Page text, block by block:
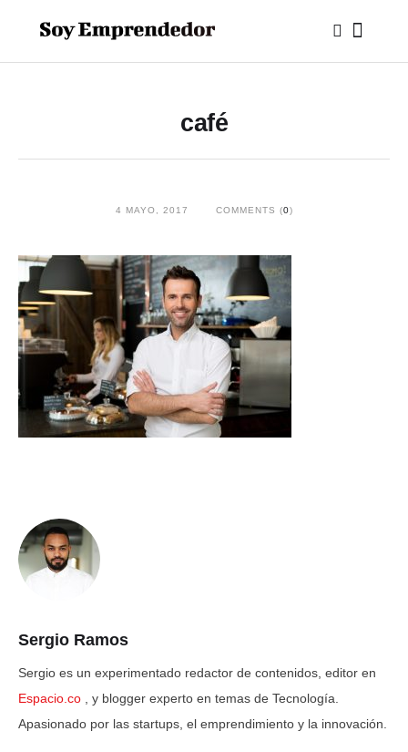
café
4 MAYO, 2017 COMMENTS (0)
Sergio Ramos
Sergio es un experimentado redactor de contenidos, editor en
Espacio.co
, y blogger experto en temas de Tecnología.
Apasionado por las startups, el emprendimiento y la innovación.